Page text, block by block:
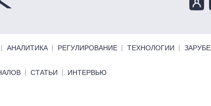
АНАЛИТИКА РЕГУЛИРОВАНИЕ ТЕХНОЛОГИИ
СТАТЬИ ИНТЕРВЬЮ